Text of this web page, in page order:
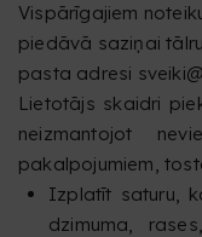
Vispārīgajiem
piedāvā saziņai
pasta adresi
Lietotājs skaidri
neizmantojot
pakalpojumiem,
Izplatīt saturu,
dzimuma,